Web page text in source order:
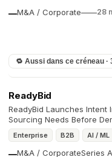
M&A / Corporate
— ——28
🔁 Aussi dans ce créneau ·
ReadyBid
ReadyBid Launches Intent
Sourcing Needs Before
Enterprise B2B AI / ML
M&A / Corporate
— Series A